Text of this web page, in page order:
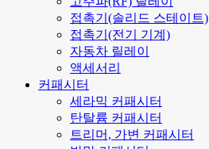
접촉기(솔리드 스테이트)
접촉기(전기 기계)
자동차 릴레이
액세서리
커패시터
세라믹 커패시터
탄탈륨 커패시터
트리머, 가변 커패시터